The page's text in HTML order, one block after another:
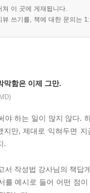
이 곳에 게재됩니다.
뷰 쓰기를, 책에 대한 문의는
막함은 이제 그만.
야 하는 일이 많지 않다.
지만, 제대로 익혀두면
.
서 작성법 강사님의 책답
를 예시로 들어 어떤 점